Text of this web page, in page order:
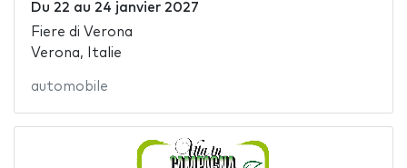
Du 22 au 24 janvier 2027
Fiere di Verona
Verona, Italie
automobile